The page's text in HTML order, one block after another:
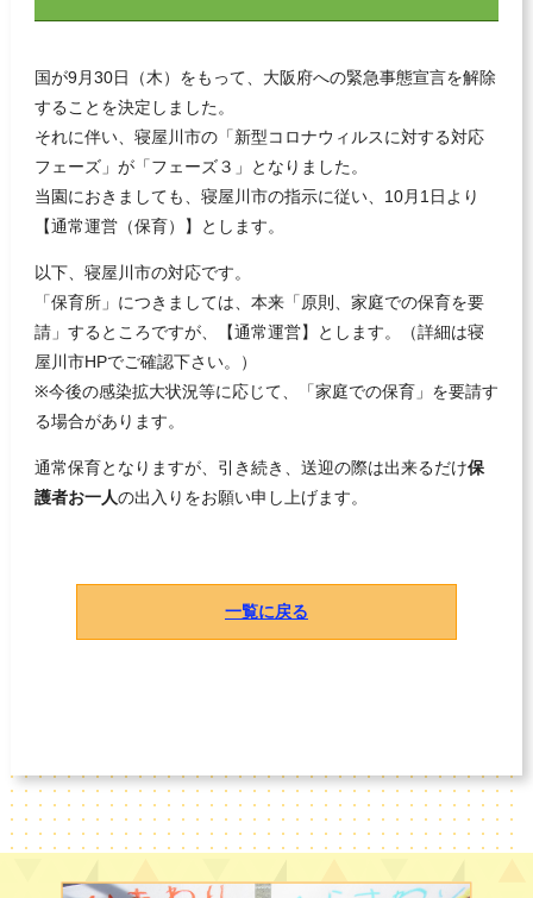
国が9月30日（木）をもって、大阪府への緊急事態宣言を解除
することを決定しました。
それに伴い、寝屋川市の「新型コロナウィルスに対する対応
フェーズ」が「フェーズ３」となりました。
当園におきましても、寝屋川市の指示に従い、10月1日より
【通常運営（保育）】とします。
以下、寝屋川市の対応です。
「保育所」につきましては、本来「原則、家庭での保育を要
請」するところですが、【通常運営】とします。（詳細は寝
屋川市HPでご確認下さい。）
※今後の感染拡大状況等に応じて、「家庭での保育」を要請す
る場合があります。
通常保育となりますが、引き続き、送迎の際は出来るだけ保
護者お一人の出入りをお願い申し上げます。
一覧に戻る